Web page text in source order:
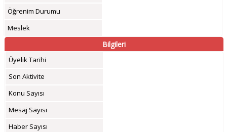
Öğrenim Durumu
Meslek
Bilgileri
Üyelik Tarihi
Son Aktivite
Konu Sayısı
Mesaj Sayısı
Haber Sayısı